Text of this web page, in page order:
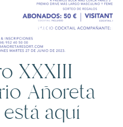
XXXIII
Añoreta
aquí